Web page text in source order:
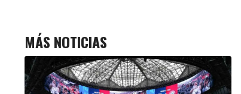
MÁS NOTICIAS